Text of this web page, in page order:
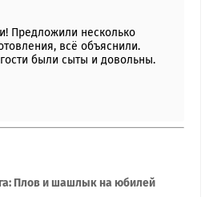
Предложили несколько
всё объяснили.
были сыты и довольны.
Плов и шашлык на юбилей